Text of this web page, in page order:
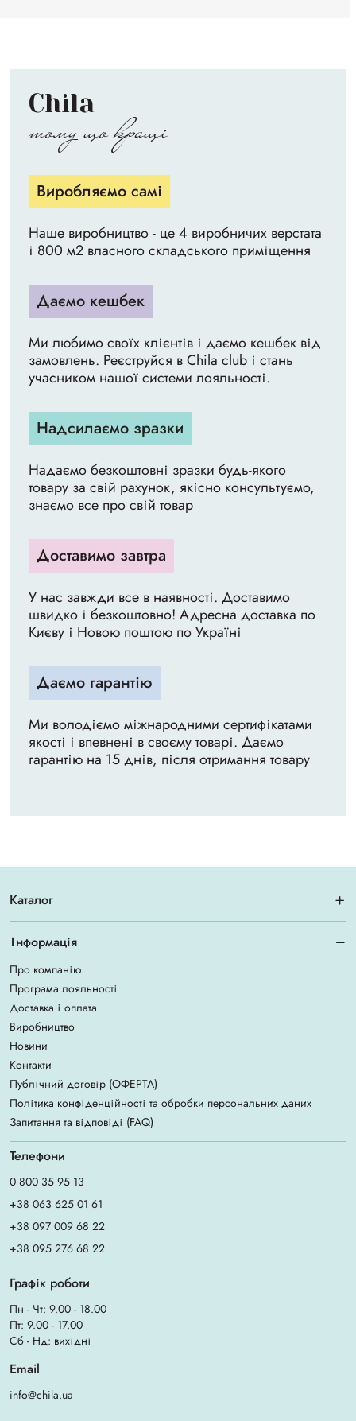
Chila
тому що кращі
Виробляємо самі
Наше виробництво - це 4 виробничих верстата
і 800 м2 власного складського приміщення
Даємо кешбек
Ми любимо своїх клієнтів і даємо кешбек від
замовлень. Реєструйся в Chila club і стань
учасником нашої системи лояльності.
Надсилаємо зразки
Надаємо безкоштовні зразки будь-якого
товару за свій рахунок, якісно консультуємо,
знаємо все про свій товар
Доставимо завтра
У нас завжди все в наявності. Доставимо
швидко і безкоштовно! Адресна доставка по
Києву і Новою поштою по Україні
Даємо гарантію
Ми володіємо міжнародними сертифікатами
якості і впевнені в своєму товарі. Даємо
гарантію на 15 днів, після отримання товару
Каталог
Інформація
Про компанію
Програма лояльності
Доставка і оплата
Виробництво
Новини
Контакти
Публічний договір (ОФЕРТА)
Політика конфіденційності та обробки персональних даних
Запитання та відповіді (FAQ)
Телефони
0 800 35 95 13
+38 063 625 01 61
+38 097 009 68 22
+38 095 276 68 22
Графік роботи
Пн - Чт: 9.00 - 18.00
Пт: 9.00 - 17.00
Сб - Нд: вихідні
Email
info@chila.ua